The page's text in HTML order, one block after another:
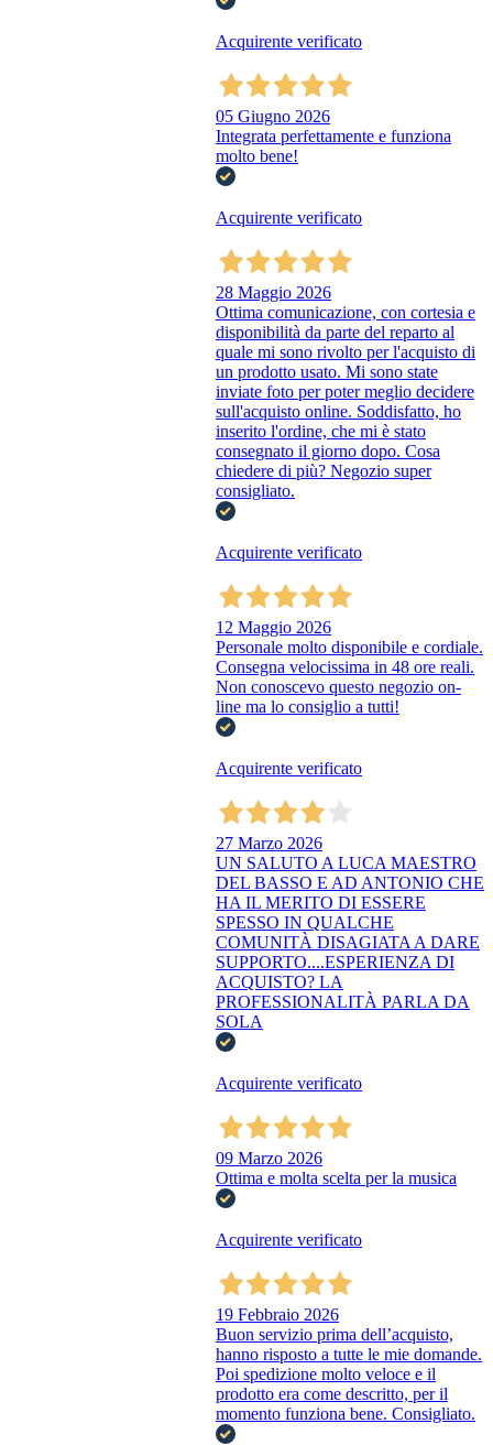
Acquirente verificato
05 Giugno 2026
Integrata perfettamente e funziona
molto bene!
Acquirente verificato
28 Maggio 2026
Ottima comunicazione, con cortesia e
disponibilità da parte del reparto al
quale mi sono rivolto per l'acquisto di
un prodotto usato. Mi sono state
inviate foto per poter meglio decidere
sull'acquisto online. Soddisfatto, ho
inserito l'ordine, che mi è stato
consegnato il giorno dopo. Cosa
chiedere di più? Negozio super
consigliato.
Acquirente verificato
12 Maggio 2026
Personale molto disponibile e cordiale.
Consegna velocissima in 48 ore reali.
Non conoscevo questo negozio on-
line ma lo consiglio a tutti!
Acquirente verificato
27 Marzo 2026
UN SALUTO A LUCA MAESTRO
DEL BASSO E AD ANTONIO CHE
HA IL MERITO DI ESSERE
SPESSO IN QUALCHE
COMUNITÀ DISAGIATA A DARE
SUPPORTO....ESPERIENZA DI
ACQUISTO? LA
PROFESSIONALITÀ PARLA DA
SOLA
Acquirente verificato
09 Marzo 2026
Ottima e molta scelta per la musica
Acquirente verificato
19 Febbraio 2026
Buon servizio prima dell’acquisto,
hanno risposto a tutte le mie domande.
Poi spedizione molto veloce e il
prodotto era come descritto, per il
momento funziona bene. Consigliato.